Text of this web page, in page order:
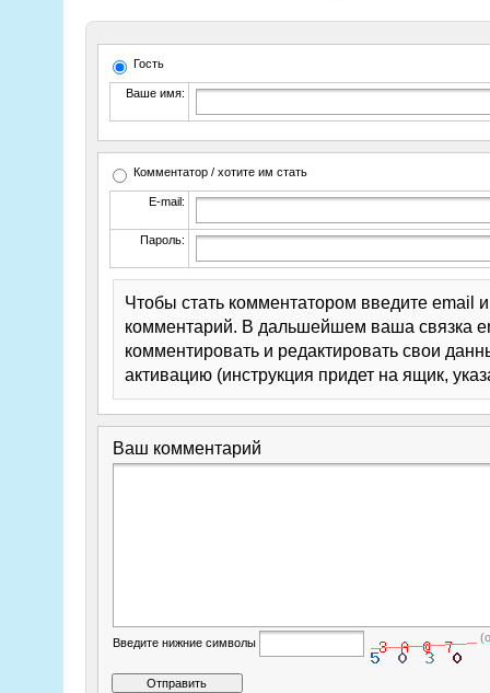
Гость
Ваше имя:
Комментатор / хотите им стать
E-mail:
Пароль:
Чтобы стать комментатором введите email
комментарий. В дальшейшем ваша связка
комментировать и редактировать свои
активацию (инструкция придет на ящик,
Ваш комментарий
Введите нижние символы